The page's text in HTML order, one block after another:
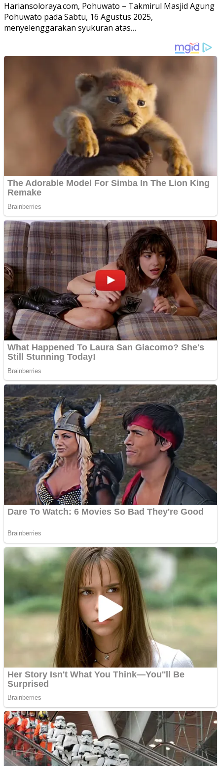
Hariansoloraya.com, Pohuwato – Takmirul Masjid Agung
Pohuwato pada Sabtu, 16 Agustus 2025,
menyelenggarakan syukuran atas…